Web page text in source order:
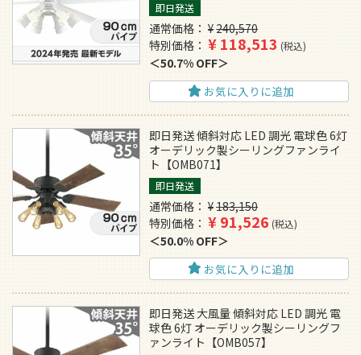
即日発送
通常価格 ¥240,570
特別価格
¥118,513 税込
50.7% OFF
お気に入りに追加
即日発送 傾斜対応 LED 調光 電球色 6灯
オーデリック製シーリングファンライ
ト【OMB071】
即日発送
通常価格 ¥183,150
特別価格
¥91,526 税込
50.0% OFF
お気に入りに追加
即日発送 大風量 傾斜対応 LED 調光 電
球色 6灯 オーデリック製シーリングフ
ァンライト【OMB057】